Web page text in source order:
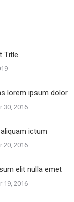
Title
lorem ipsum dolor
30, 2016
ictum
20, 2016
elit nulla emet
19, 2016